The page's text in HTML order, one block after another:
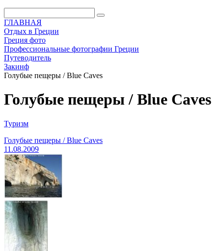
ГЛАВНАЯ
Отдых в Греции
Греция фото
Профессиональные фотографии Греции
Путеводитель
Закинф
Голубые пещеры / Blue Caves
Голубые пещеры / Blue Caves
Туризм
Голубые пещеры / Blue Caves
11.08.2009